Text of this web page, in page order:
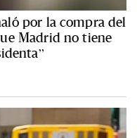
por la compra del
Madrid no tiene